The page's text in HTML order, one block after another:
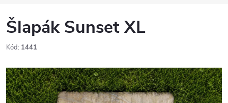
Šlapák Sunset XL
Kód: 1441